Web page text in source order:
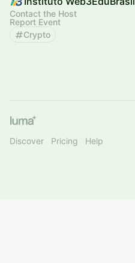
Contact the Host
Report Event
Crypto
Discover Pricing Help